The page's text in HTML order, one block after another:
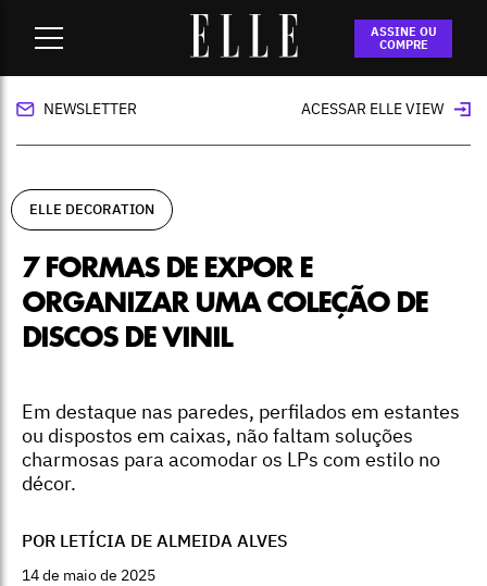
ASSINE OU
COMPRE
-7 formas de expor e organizar uma
coleção de discos de vinil
NEWSLETTER ACESSAR ELLE VIEW
ELLE DECORATION
7 FORMAS DE EXPOR E
ORGANIZAR UMA COLEÇÃO DE
DISCOS DE VINIL
Em destaque nas paredes, perfilados em estantes
ou dispostos em caixas, não faltam soluções
charmosas para acomodar os LPs com estilo no
décor.
POR LETÍCIA DE ALMEIDA ALVES
14 de maio de 2025